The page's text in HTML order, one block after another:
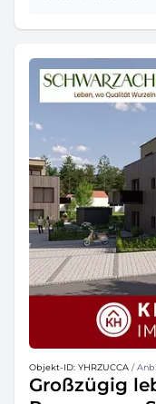
Objekt-ID: YHRZUCCA /
Großzügig